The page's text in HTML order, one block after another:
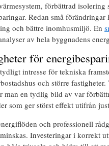
förbättrad
Redan små
och bättre inomhusmiljö. En
av hela byggnadens
för
intresse för tekniska
och större
man en tydlig bild av var
som ger störst effekt utifrån
och professionell
Investeringar i korrekt